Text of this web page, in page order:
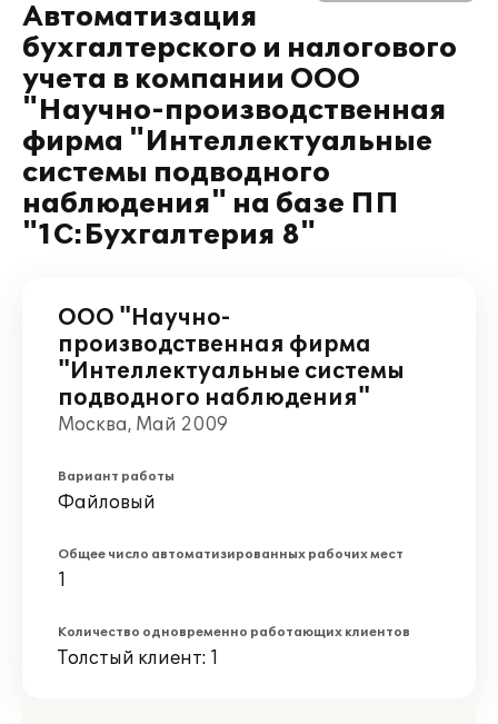
Автоматизация
бухгалтерского и налогового
учета в компании ООО
"Научно-производственная
фирма "Интеллектуальные
системы подводного
наблюдения" на базе ПП
"1С:Бухгалтерия 8"
ООО "Научно-
производственная фирма
"Интеллектуальные системы
подводного наблюдения"
Москва, Май 2009
Вариант работы
Файловый
Общее число автоматизированных рабочих мест
1
Количество одновременно работающих клиентов
Толстый клиент: 1